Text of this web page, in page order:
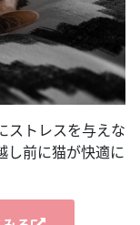
ストレスを与えな
し前に猫が快適に